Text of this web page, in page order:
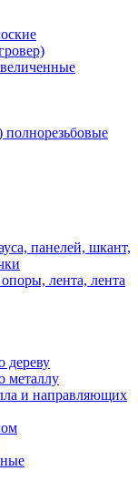
панелей, шкант,
лента, лента
дереву
металлу
и направляющих